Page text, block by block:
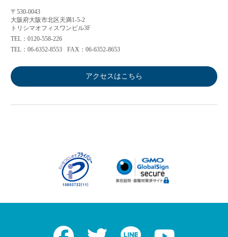
〒530-0043
大阪府大阪市北区天満1-5-2
トリシマオフィスワンビル3F
TEL：0120-558-226
TEL：06-6352-8553
FAX：06-6352-8653
アクセスはこちら
Facebook Twitter LINE